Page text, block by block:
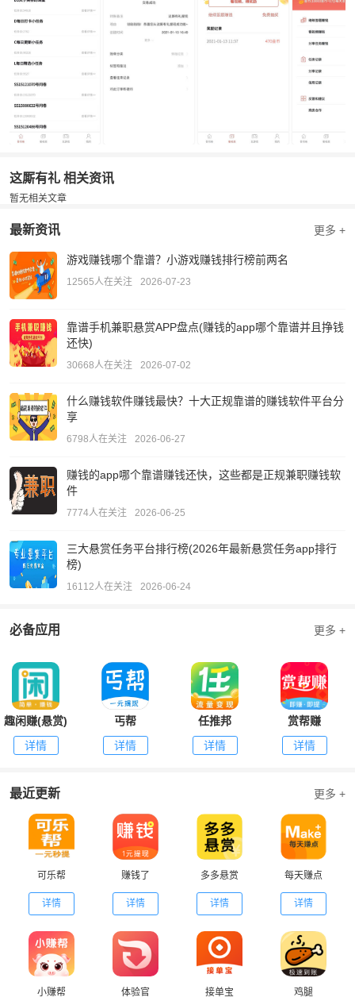
这厮有礼 相关资讯
暂无相关文章
最新资讯 更多 +
游戏赚钱哪个靠谱？小游戏赚钱排行榜前两名
12565人在关注 2026-07-23
靠谱手机兼职悬赏APP盘点(赚钱的app哪个靠谱并且挣钱
还快)
30668人在关注 2026-07-02
什么赚钱软件赚钱最快？十大正规靠谱的赚钱软件平台分
享
6798人在关注 2026-06-27
赚钱的app哪个靠谱赚钱还快，这些都是正规兼职赚钱软
件
7774人在关注 2026-06-25
三大悬赏任务平台排行榜(2026年最新悬赏任务app排行
榜)
16112人在关注 2026-06-24
必备应用 更多 +
趣闲赚(悬赏)
详情
丐帮
详情
任推邦
详情
赏帮赚
详情
最近更新 更多 +
可乐帮
详情
赚钱了
详情
多多悬赏
详情
每天赚点
详情
小赚帮 体验官 接单宝 鸡腿